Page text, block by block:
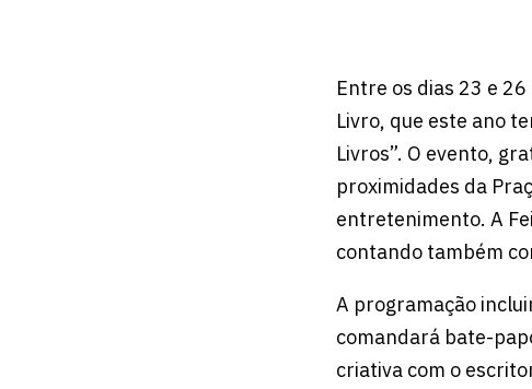
Entre os dias 23 e
Livro, que este ano
Livros”. O evento,
proximidades da
entretenimento. A
contando também
A programação
comandará bate-
criativa com o